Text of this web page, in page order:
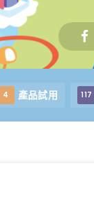
4 產品試用 117